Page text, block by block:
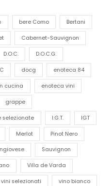
bere Como Bertani
Cabernet-Sauvignon
D.O.C. D.O.C.G.
docg enoteca 84
cucina enoteca vini
grappe
selezionate I.G.T. IGT
Merlot Pinot Nero
Sauvignon
Villa de Varda
vini selezionati vino bianco